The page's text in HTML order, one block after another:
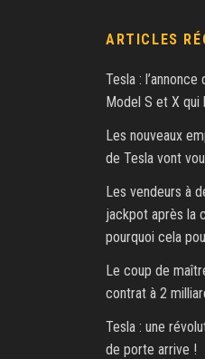
ARTICLES
Tesla :
Model S et X qui
Les nouveaux
de Tesla vont
Les vendeurs à
jackpot après la
pourquoi cela
Le coup de
contrat à 2
Tesla : une
de porte arrive !